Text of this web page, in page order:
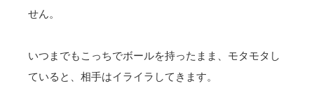
せん。
いつまでもこっちでボールを持ったまま、モタモタし
ていると、相手はイライラしてきます。